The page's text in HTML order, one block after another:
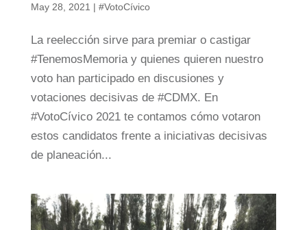
May 28, 2021 | #VotoCívico
La reelección sirve para premiar o castigar
#TenemosMemoria y quienes quieren nuestro
voto han participado en discusiones y
votaciones decisivas de #CDMX. En
#VotoCívico 2021 te contamos cómo votaron
estos candidatos frente a iniciativas decisivas
de planeación...